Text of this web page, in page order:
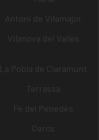
Antoni de Vilamajor
Vilanova del Vallès
La Pobla de Claramunt
Terrassa
Fe del Penedès
Cercs